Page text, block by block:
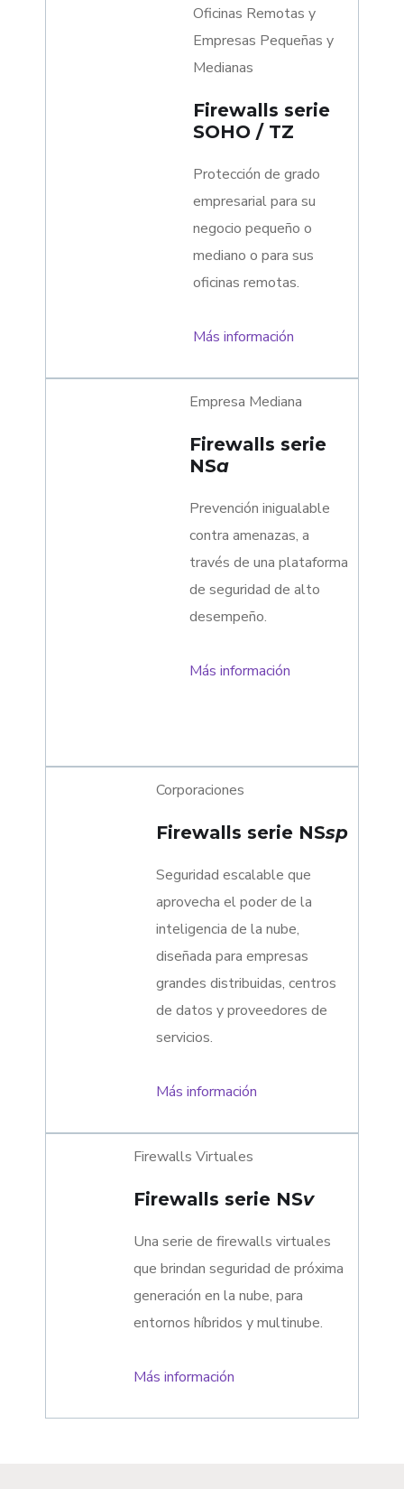
Oficinas Remotas y
Empresas Pequeñas y
Medianas
Firewalls serie
SOHO / TZ
Protección de grado
empresarial para su
negocio pequeño o
mediano o para sus
oficinas remotas.
Más información
Empresa Mediana
Firewalls serie
NSa
Prevención inigualable
contra amenazas, a
través de una plataforma
de seguridad de alto
desempeño.
Más información
Corporaciones
Firewalls serie NSsp
Seguridad escalable que
aprovecha el poder de la
inteligencia de la nube,
diseñada para empresas
grandes distribuidas, centros
de datos y proveedores de
servicios.
Más información
Firewalls Virtuales
Firewalls serie NSv
Una serie de firewalls virtuales
que brindan seguridad de próxima
generación en la nube, para
entornos híbridos y multinube.
Más información